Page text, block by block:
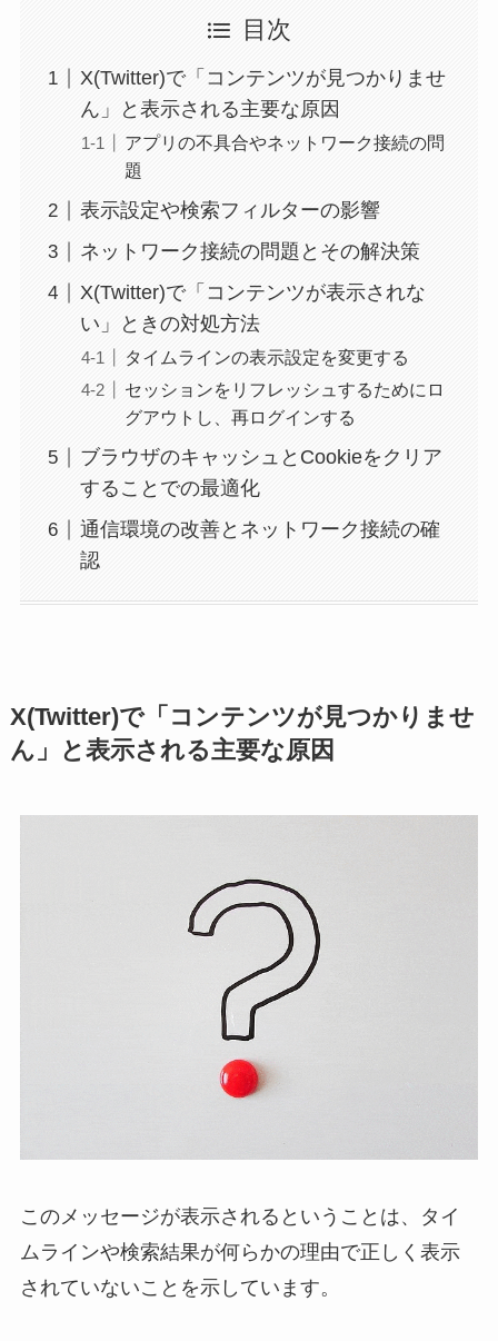
目次
X(Twitter)で「コンテンツが見つかりませ
ん」と表示される主要な原因
アプリの不具合やネットワーク接続の問
題
表示設定や検索フィルターの影響
ネットワーク接続の問題とその解決策
X(Twitter)で「コンテンツが表示されな
い」ときの対処方法
タイムラインの表示設定を変更する
セッションをリフレッシュするためにロ
グアウトし、再ログインする
ブラウザのキャッシュとCookieをクリア
することでの最適化
通信環境の改善とネットワーク接続の確
認
X(Twitter)で「コンテンツが見つかりませ
ん」と表示される主要な原因
このメッセージが表示されるということは、タイ
ムラインや検索結果が何らかの理由で正しく表示
されていないことを示しています。